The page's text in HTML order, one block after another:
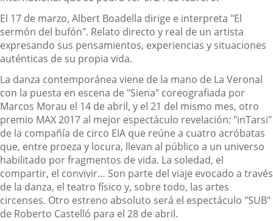
El 17 de marzo, Albert Boadella dirige e interpreta "El
sermón del bufón". Relato directo y real de un artista
expresando sus pensamientos, experiencias y situaciones
auténticas de su propia vida.
La danza contemporánea viene de la mano de La Veronal
con la puesta en escena de "Siena" coreografiada por
Marcos Morau el 14 de abril, y el 21 del mismo mes, otro
premio MAX 2017 al mejor espectáculo revelación: "inTarsi"
de la compañía de circo EIA que reúne a cuatro acróbatas
que, entre proeza y locura, llevan al público a un universo
habilitado por fragmentos de vida. La soledad, el
compartir, el convivir… Son parte del viaje evocado a través
de la danza, el teatro físico y, sobre todo, las artes
circenses. Otro estreno absoluto será el espectáculo "SUB"
de Roberto Castelló para el 28 de abril.